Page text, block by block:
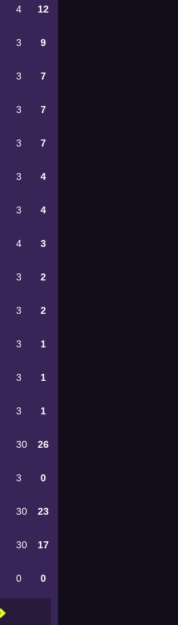
4 12
3 9
3 7
3 7
3 7
3 4
3 4
4 3
3 2
3 2
3 1
3 1
3 1
30 26
3 0
30 23
30 17
0 0